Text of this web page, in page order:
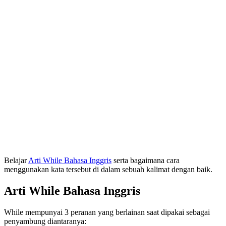
BelajarArti While Bahasa Inggris serta bagaimana cara
menggunakan kata tersebut di dalam sebuah kalimat dengan baik.
Arti While Bahasa Inggris
While mempunyai 3 peranan yang berlainan saat dipakai sebagai
penyambung diantaranya: